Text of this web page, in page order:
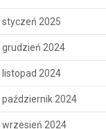
styczeń 2025
grudzień 2024
listopad 2024
październik 2024
wrzesień 2024